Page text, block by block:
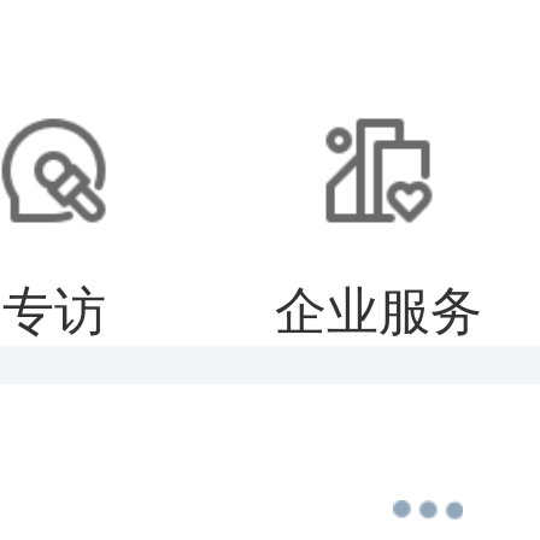
专访 企业服务